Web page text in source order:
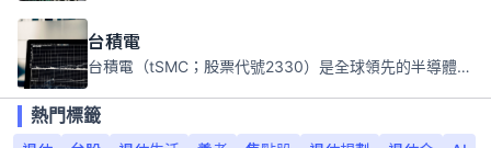
台積電
台積電（tSMC；股票代號2330）是全球領先的半導體代工公司，成立於1987年，總部位於台灣新竹。且已於美國、日本、德國及中國設廠，台積電是全球首家專業積體電路製造服務公司，也是全球最先進和最大規模的半導體代工廠。
熱門標籤